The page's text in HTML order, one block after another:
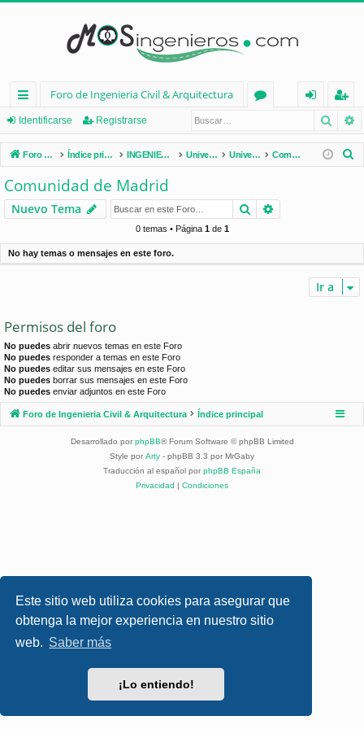
Este sitio web utiliza cookies para asegurar que
obtenga la mejor experiencia en nuestro sitio
web. Saber más
¡Lo entiendo!
nl
ac
es
rá
pi
d
Foro de Ingenieria Civil & Arquitectura
os
nt
ifi
e
eg
ist
ra
Identificarse Registrarse
Foro de Ingenieria Civil & Arquitectura Índice principal INGENIERÍA CIVIL (España) Universidades de España Universidades por Comunidades Comunidad de Madrid
r
Comunidad de Madrid
Nuevo Tema Buscar
0 temas • Página 1de 1
No hay temas o mensajes en este foro.
Ir a
Permisos del foro
No puedes abrir nuevos temas en este Foro
No puedes responder a temas en este Foro
No puedes editar sus mensajes en este Foro
No puedes borrar sus mensajes en este Foro
No puedes enviar adjuntos en este Foro
Foro de Ingenieria Civil & Arquitectura Índice principal
Desarrollado por phpBB® Forum Software © phpBB Limited
Style por Arty - phpBB 3.3 por MrGaby
Traducción al español por phpBB España
Privacidad | Condiciones